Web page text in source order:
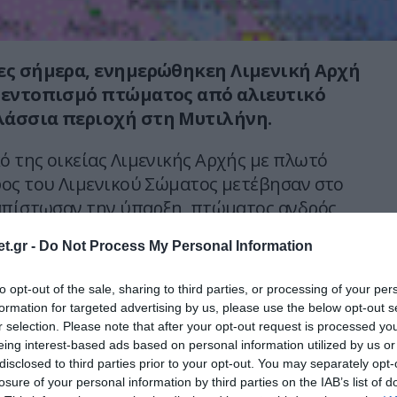
- Do Not Process My Personal Information
opt-out of the sale, sharing to third parties, or processing of your
for targeted advertising by us, please use the below opt-out
selection. Please note that after your opt-out request is processed
interest-based ads based on personal information utilized by us
to third parties prior to your opt-out. You may separately
of your personal information by third parties on the IAB’s list of
σήμερα, ενημερώθηκεη Λιμενική Αρχή
πτώματος από αλιευτικό
περιοχή στη Μυτιλήνη.
οικείας Λιμενικής Αρχής με πλωτό
του Λιμενικού Σώματος μετέβησαν στο
την ύπαρξη, πτώματος ανδρός
στην Ιατροδικαστική Υπηρεσία του
Μυτιλήνης Βοστάνειο για τη διενέργεια
από το Κεντρικό Λιμεναρχείο